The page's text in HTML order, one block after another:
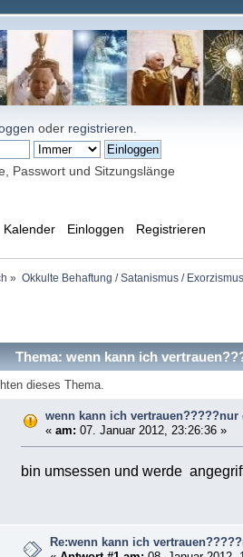
oder registrieren
Passwort und Sitzungslänge
Kalender Einloggen Registrieren
» Okkulte Behaftung / Satanismus / Exorzismus
Thema: wenn kann ich
dieses Thema.
wenn kann ich vertrauen?????nur
«am: 07. Januar 2012, 23:26:36 »
bin umsessen und werde
Re:wenn kann ich